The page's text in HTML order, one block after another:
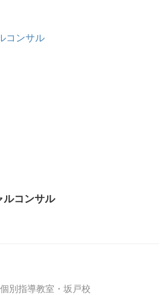
ルコンサル
別指導教室・坂戸校